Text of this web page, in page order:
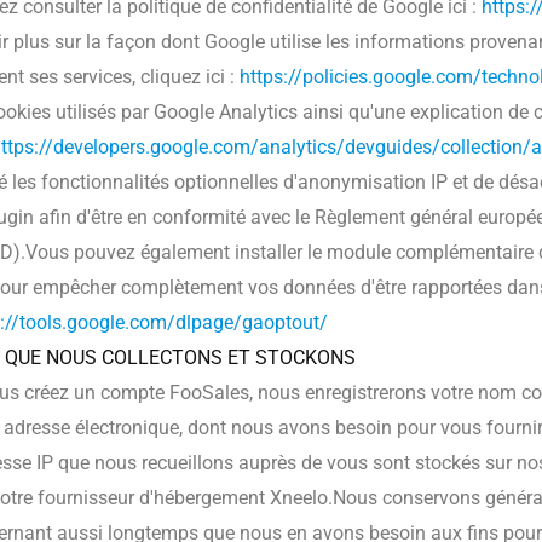
consulter la politique de confidentialité de Google ici :
plus sur la façon dont Google utilise les informations
ses services, cliquez ici : https://policies.google.com/
utilisés par Google Analytics ainsi qu'une explication de
developers.google.com/analytics/devguides/collection/
les fonctionnalités optionnelles d'anonymisation IP et de
afin d'être en conformité avec le Règlement général
pouvez également installer le module
empêcher complètement vos données d'être rapportées
tools.google.com/dlpage/gaoptout/
QUE NOUS COLLECTONS ET STOCKONS
créez un compte FooSales, nous enregistrerons votre nom
électronique, dont nous avons besoin pour vous
IP que nous recueillons auprès de vous sont stockés sur
fournisseur d'hébergement Xneelo.Nous conservons
aussi longtemps que nous en avons besoin aux fins